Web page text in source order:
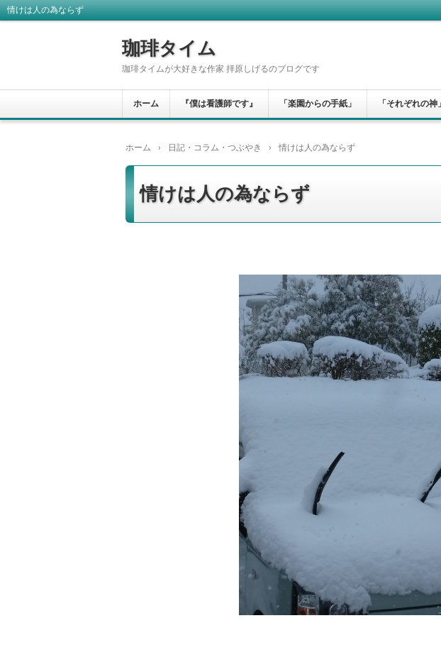
情けは人の為ならず
珈琲タイム
珈琲タイムが大好きな作家 拝原しげるのブログです
ホーム 『僕は看護師です』 「楽園からの手紙」 「それぞれの
ホーム › 日記・コラム・つぶやき › 情けは人の為ならず
情けは人の為ならず